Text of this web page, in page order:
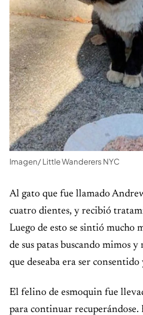
Imagen/ Little Wanderers NYC
Al gato que fue llamado
cuatro dientes, y recibió
Luego de esto se sintió mucho
de sus patas buscando mimos
que deseaba era ser consentido
El felino de esmoquin fue
para continuar